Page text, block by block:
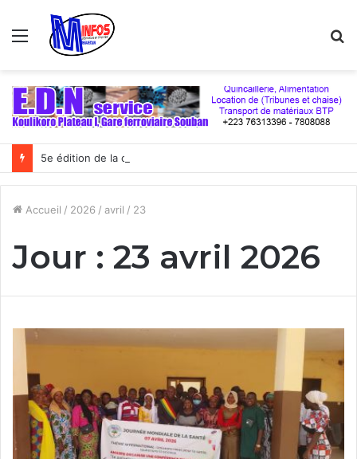
Menu
Accueil / 2026 / avril / 23
Jour : 23 avril 2026